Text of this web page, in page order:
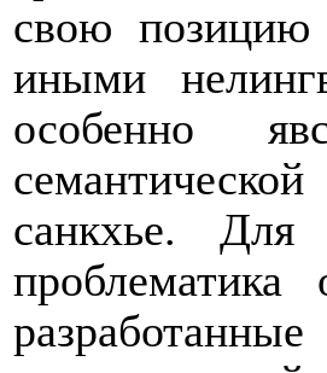
свою позицию
иными
особенно
санкхье.